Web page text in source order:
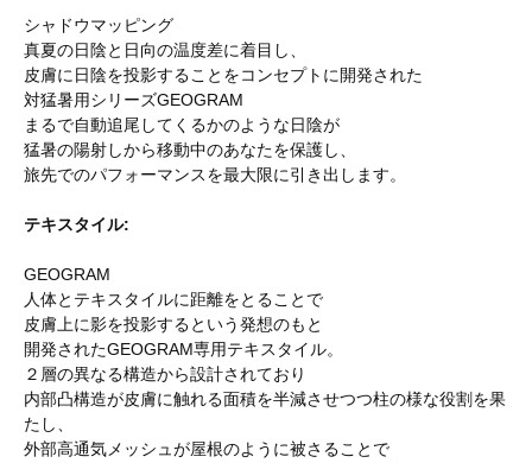
シャドウマッピング
真夏の日陰と日向の温度差に着目し、
皮膚に日陰を投影することをコンセプトに開発された
対猛暑用シリーズGEOGRAM
まるで自動追尾してくるかのような日陰が
猛暑の陽射しから移動中のあなたを保護し、
旅先でのパフォーマンスを最大限に引き出します。
テキスタイル:
GEOGRAM
人体とテキスタイルに距離をとることで
皮膚上に影を投影するという発想のもと
開発されたGEOGRAM専用テキスタイル。
２層の異なる構造から設計されており
内部凸構造が皮膚に触れる面積を半減させつつ柱の様な役割を果
たし、
外部高通気メッシュが屋根のように被さることで